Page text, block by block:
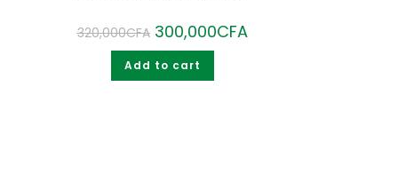
320,000CFA Original
price
was:
320,000CFA.
300,000CFAprice
Add to cart